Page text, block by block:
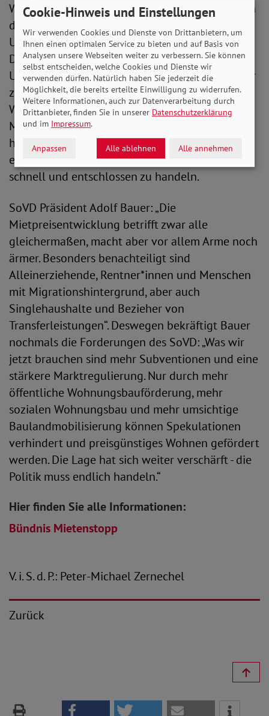
Wohnungsbau deutlich zu stärken.“ Das hat auch
das damalige Gutachten des SoVD bestätigt.
Unter dem Titel „Wohnverhältnisse in
Deutschland - Mietbelastung, soziale
Ungleichheit und Armut“ wurden schon vor über
zwei Jahren die dramatische Lage am
Wohnungsmarkt und die Folgen der
Mietentwicklung belegt. Aus den Ergebnissen
hat der SoVD das Impulspapier „Gutes Wohnen“
erstellt, in dem die Politik aufgefordert wird,
schnell und entschlossen zu handeln.
SoVD Präsident Adolf Bauer: „Die
Mietpreisentwicklung betrifft zwar alle
gleichermaßen, macht aber vor allem Arme noch
ärmer. Besonders benachteiligt sind
Alleinerziehende, Rentner*innen und Menschen
mit Migrationshintergrund, aber auch
Singlehaushalte und Bezieher von
Transferleistungen“. Deswegen bekräftigt Bauer
nochmals die Forderungen des SoVD: „Was wir
jetzt brauchen sind mehr Subventionen und eine
stärkere Marktregulierung. Nur durch mehr
öffentliche Wohnungsbauförderung, mehr
sozialen Wohnungsbau und mehr umsichtige
Baulandmobilisierung können Spekulationen
verhindert und preisgünstiges Wohnen gefördert
werden. Die Lage hat sich weiter verschärft - die
Politik muss endlich handeln.“
Hier finden Sie alle Informationen:
Bündnis Mietenstopp
V. i. S. d. P.: Peter-Michael Zernechel
Zurück
Cookie-Hinweis und Einstellungen
Wir verwenden Cookies und Dienste von Drittanbietern, um
Ihnen einen optimalen Service zu bieten und auf Basis von
Analysen unsere Webseiten weiter zu verbessern. Sie können
selbst entscheiden, welche Cookies und Dienste wir
verwenden dürfen. Natürlich haben Sie jederzeit die
Möglichkeit, die bereits erteilte Einwilligung zu widerrufen.
Weitere Informationen, auch zur Datenverarbeitung durch
Drittanbieter, finden Sie in unserer Datenschutzerklärung
und im Impressum.
Anpassen Alle ablehnen Alle annehmen